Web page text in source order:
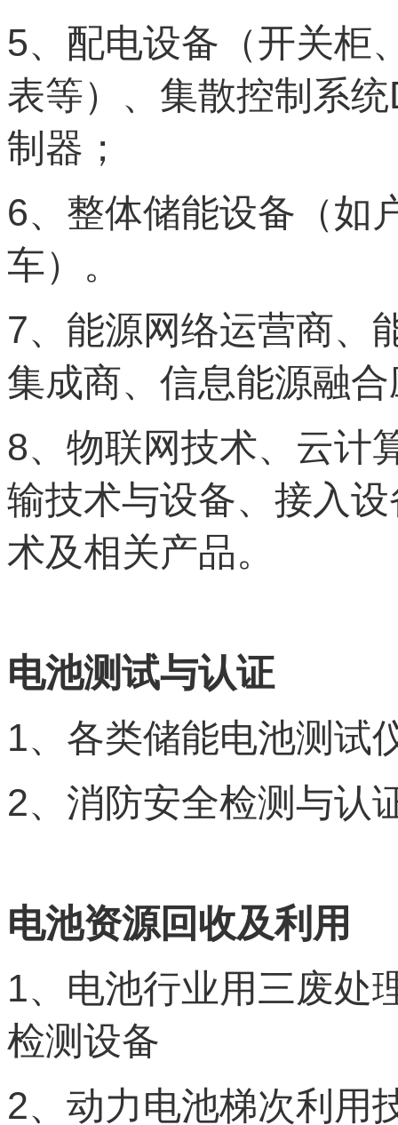
5、配电设备（开关柜
表等）、集散控制系统
制器；
6、整体储能设备（如
车）。
7、能源网络运营商、
集成商、信息能源融
8、物联网技术、云计
输技术与设备、接入
术及相关产品。
电池测试与认证
1、各类储能电池测试
2、消防安全检测与认
电池资源回收及利用
1、电池行业用三废处
检测设备
2、动力电池梯次利用